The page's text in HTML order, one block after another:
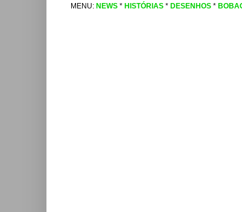
MENU: NEWS * HISTÓRIAS * DESENHOS *